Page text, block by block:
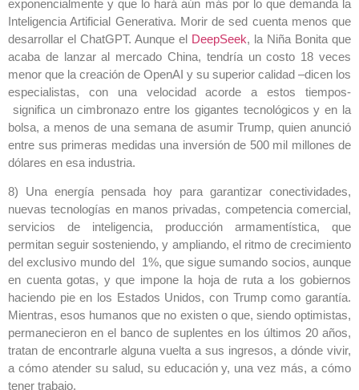
exponencialmente y que lo hará aún más por lo que demanda la
Inteligencia Artificial Generativa. Morir de sed cuenta menos que
desarrollar el ChatGPT. Aunque el DeepSeek, la Niña Bonita que
acaba de lanzar al mercado China, tendría un costo 18 veces
menor que la creación de OpenAI y su superior calidad –dicen los
especialistas, con una velocidad acorde a estos tiempos-
significa un cimbronazo entre los gigantes tecnológicos y en la
bolsa, a menos de una semana de asumir Trump, quien anunció
entre sus primeras medidas una inversión de 500 mil millones de
dólares en esa industria.
8) Una energía pensada hoy para garantizar conectividades,
nuevas tecnologías en manos privadas, competencia comercial,
servicios de inteligencia, producción armamentística, que
permitan seguir sosteniendo, y ampliando, el ritmo de crecimiento
del exclusivo mundo del 1%, que sigue sumando socios, aunque
en cuenta gotas, y que impone la hoja de ruta a los gobiernos
haciendo pie en los Estados Unidos, con Trump como garantía.
Mientras, esos humanos que no existen o que, siendo optimistas,
permanecieron en el banco de suplentes en los últimos 20 años,
tratan de encontrarle alguna vuelta a sus ingresos, a dónde vivir,
a cómo atender su salud, su educación y, una vez más, a cómo
tener trabajo.